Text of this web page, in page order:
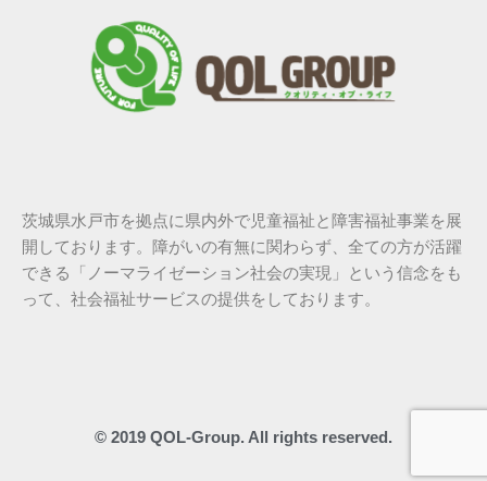
茨城県水戸市を拠点に県内外で児童福祉と障害福祉事業を展
開しております。障がいの有無に関わらず、全ての方が活躍
できる「ノーマライゼーション社会の実現」という信念をも
って、社会福祉サービスの提供をしております。
© 2019 QOL-Group. All rights reserved.